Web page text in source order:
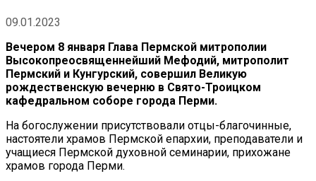
09.01.2023
Вечером 8 января Глава Пермской митрополии
Высокопреосвященнейший Мефодий, митрополит
Пермский и Кунгурский, совершил Великую
рождественскую вечерню в Свято-Троицком
кафедральном соборе города Перми.
На богослужении присутствовали отцы-благочинные,
настоятели храмов Пермской епархии, преподаватели и
учащиеся Пермской духовной семинарии, прихожане
храмов города Перми.